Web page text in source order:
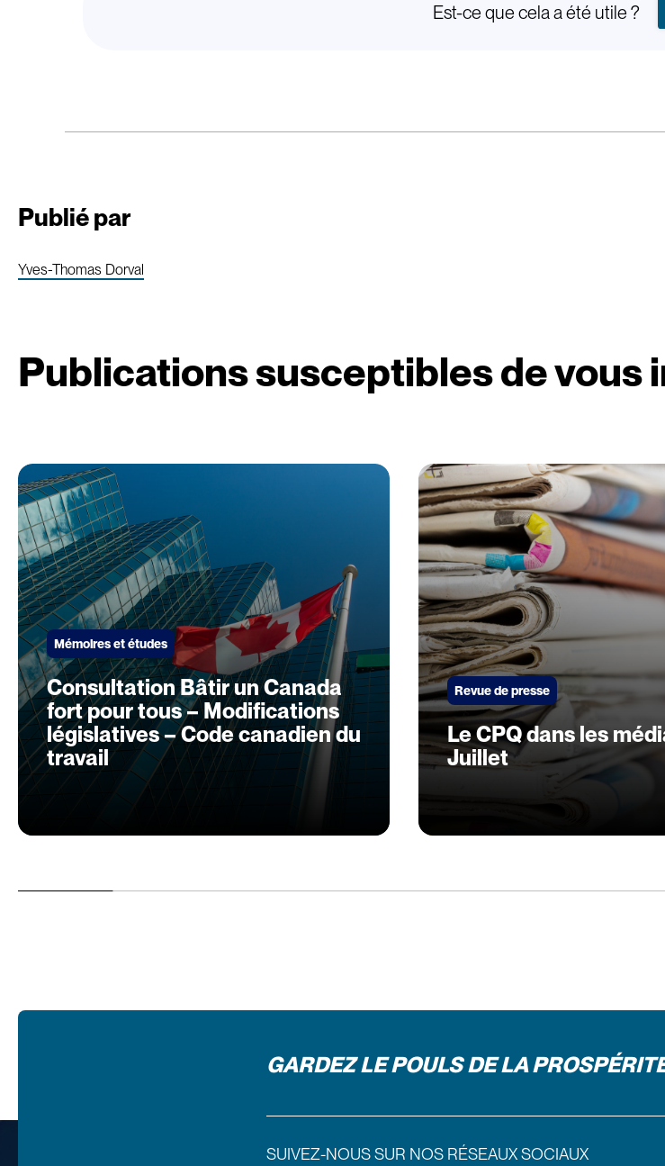
Est-ce que cela a été utile ?
Publié par
Yves-Thomas Dorval
Publications susceptibles de vous
Mémoires et études
Consultation Bâtir un Canada
fort pour tous – Modifications
législatives – Code canadien du
travail
Revue de presse
Le CPQ dans les
Juillet
GARDEZ LE POULS DE LA
SUIVEZ-NOUS SUR NOS RÉSEAUX SOCIAUX